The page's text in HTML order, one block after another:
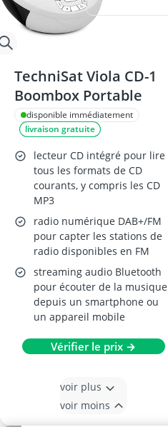
TechniSat Viola CD-1
Boombox Portable
disponible immédiatement
livraison gratuite
lecteur CD intégré pour lire
tous les formats de CD
courants, y compris les CD
MP3
radio numérique DAB+/FM
pour capter les stations de
radio disponibles en FM
streaming audio Bluetooth
pour écouter de la musique
depuis un smartphone ou
un appareil mobile
Vérifier le prix →
voir plus
voir moins